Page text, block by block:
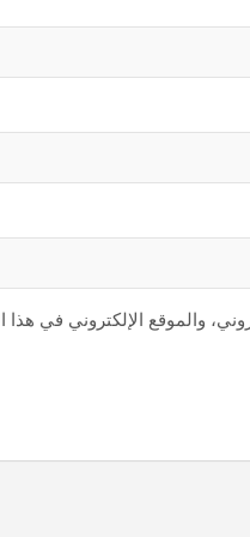
والموقع الإلكتروني في